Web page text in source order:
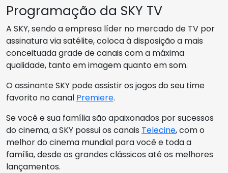
Programação da SKY TV
A SKY, sendo a empresa líder no mercado de TV por
assinatura via satélite, coloca à disposição a mais
conceituada grade de canais com a máxima
qualidade, tanto em imagem quanto em som.
O assinante SKY pode assistir os jogos do seu time
favorito no canal Premiere.
Se você e sua família são apaixonados por sucessos
do cinema, a SKY possui os canais Telecine, com o
melhor do cinema mundial para você e toda a
família, desde os grandes clássicos até os melhores
lançamentos.